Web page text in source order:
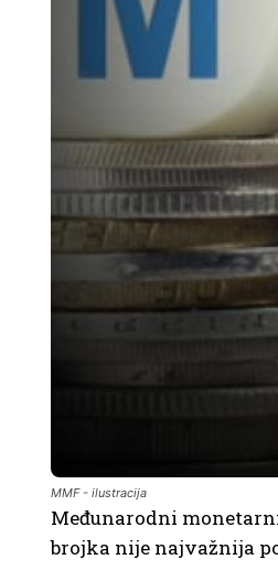
MMF - ilustracija
Međunarodni
brojka nije najvažnija